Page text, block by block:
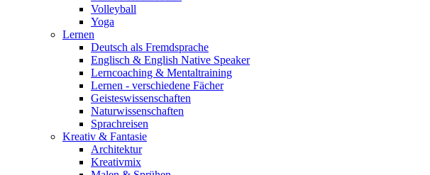
Volleyball
Yoga
Lernen
Deutsch als Fremdsprache
Englisch & English Native Speaker
Lerncoaching & Mentaltraining
Lernen - verschiedene Fächer
Geisteswissenschaften
Naturwissenschaften
Sprachreisen
Kreativ & Fantasie
Architektur
Kreativmix